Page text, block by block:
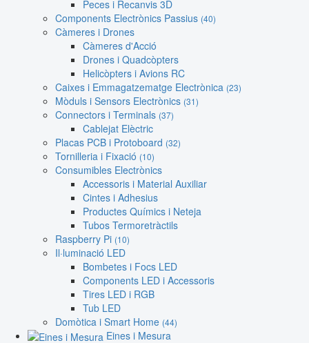
Peces i Recanvis 3D
Components Electrònics Passius (40)
Càmeres i Drones
Càmeres d'Acció
Drones i Quadcòpters
Helicòpters i Avions RC
Caixes i Emmagatzematge Electrònica (23)
Mòduls i Sensors Electrònics (31)
Connectors i Terminals (37)
Cablejat Elèctric
Placas PCB i Protoboard (32)
Tornilleria i Fixació (10)
Consumibles Electrònics
Accessoris i Material Auxiliar
Cintes i Adhesius
Productes Químics i Neteja
Tubos Termoretràctils
Raspberry Pi (10)
Il·luminació LED
Bombetes i Focs LED
Components LED i Accessoris
Tires LED i RGB
Tub LED
Domòtica i Smart Home (44)
Eines i Mesura